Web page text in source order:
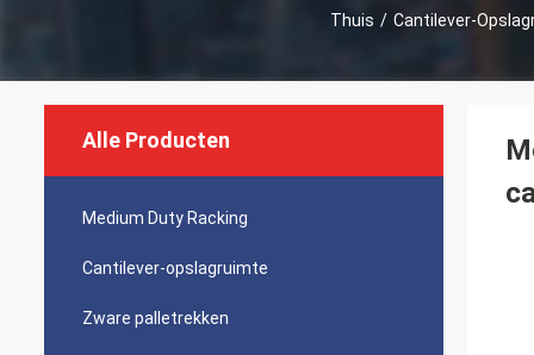
Thuis / Cantilever-
Alle Producten
Medium Duty Racking
Cantilever-opslagruimte
Zware palletrekken